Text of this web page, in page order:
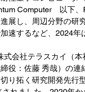
Computer　以下
展し、周辺分野の研
速するなど、2024年
式会社テラスカイ（本
役：佐藤 秀哉）の連
り拓く研究開発先行